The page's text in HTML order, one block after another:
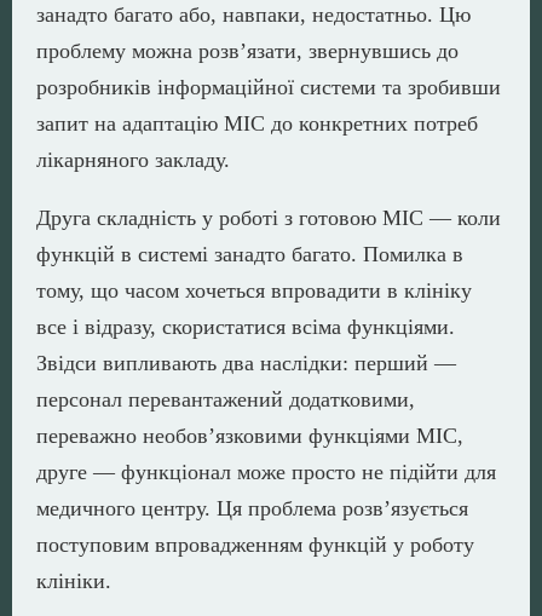
занадто багато або, навпаки, недостатньо. Цю
проблему можна розв’язати, звернувшись до
розробників інформаційної системи та зробивши
запит на адаптацію МІС до конкретних потреб
лікарняного закладу.
Друга складність у роботі з готовою МІС — коли
функцій в системі занадто багато. Помилка в
тому, що часом хочеться впровадити в клініку
все і відразу, скористатися всіма функціями.
Звідси випливають два наслідки: перший —
персонал перевантажений додатковими,
переважно необов’язковими функціями МІС,
друге — функціонал може просто не підійти для
медичного центру. Ця проблема розв’язується
поступовим впровадженням функцій у роботу
клініки.